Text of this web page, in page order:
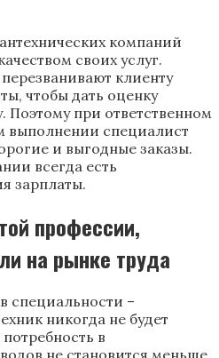
компаний
своих услуг.
клиенту
чтобы дать оценку
Поэтому при ответственном
выполнении специалист
и выгодные заказы.
всегда есть
зарплаты.
профессии,
на рынке труда
специальности –
никогда не будет
в